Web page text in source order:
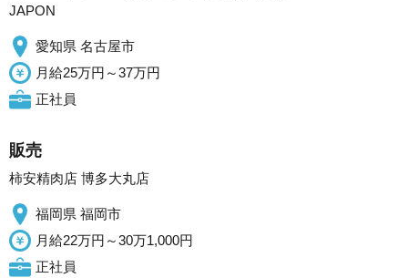
JAPON
愛知県 名古屋市
月給25万円～37万円
正社員
販売
柿安精肉店 博多大丸店
福岡県 福岡市
月給22万円～30万1,000円
正社員